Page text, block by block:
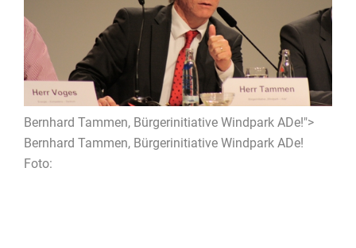
Bernhard Tammen, Bürgerinitiative Windpark ADe!">
Bernhard Tammen, Bürgerinitiative Windpark ADe!
Foto: